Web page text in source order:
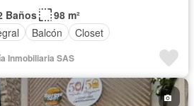
Baños
98 m²
Balcón Closet
Inmobiliaria SAS